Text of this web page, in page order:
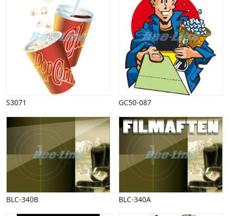
Påske
Penge, finans
Piktogrammer
Pinse
Politik, arbejdsmarked
Restauration, hotel
Scenarier
Skibe, både, søfart
Sommer
Spil
Spots
Stjernetegn, astrologi
Sundhed, sygdom
Uddannelse
Udsalg og andre begreber
S3071 GC50-087
BLC-340B BLC-340A